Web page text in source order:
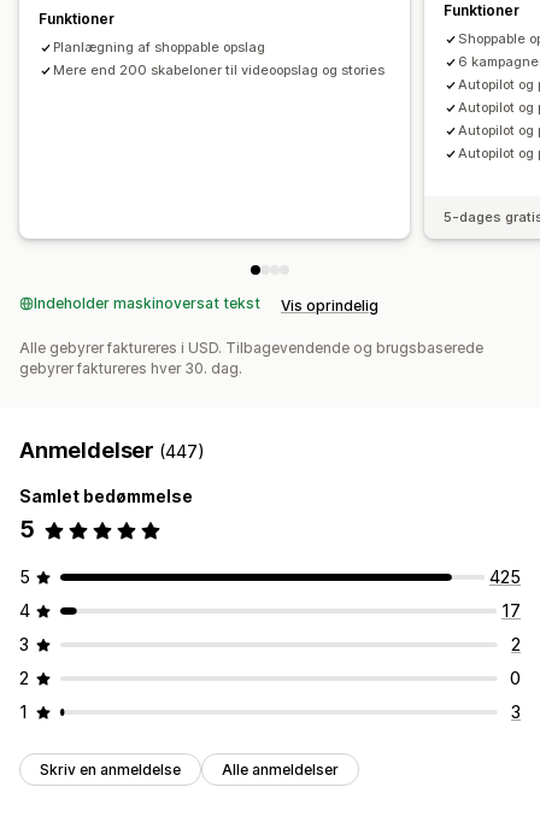
Sporing af ydeevne
UTM-tildeling
Trafikkilde
Funktioner
Planlægning af shoppable opslag
Mere end 200 skabeloner til videoopslag og stories
Funktioner
Shoppable
6
Autopilot
Autopilot
Autopilot og
Autopilot
5-dages
Indeholder maskinoversat tekst Vis oprindelig
Alle gebyrer faktureres i USD. Tilbagevendende og brugsbaserede
gebyrer faktureres hver 30. dag.
Anmeldelser (447)
Samlet bedømmelse
5
5
425
4
17
3
2
2
0
1
3
Skriv en anmeldelse Alle anmeldelser